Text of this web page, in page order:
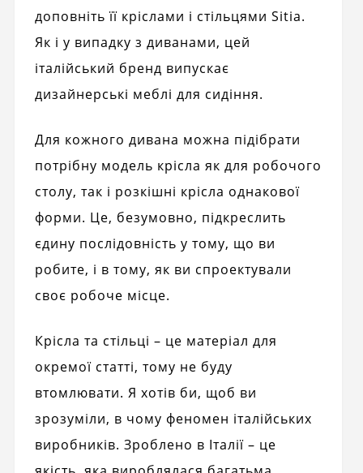
доповніть її кріслами і стільцями Sitia.
Як і у випадку з диванами, цей
італійський бренд випускає
дизайнерські меблі для сидіння.
Для кожного дивана можна підібрати
потрібну модель крісла як для робочого
столу, так і розкішні крісла однакової
форми. Це, безумовно, підкреслить
єдину послідовність у тому, що ви
робите, і в тому, як ви спроектували
своє робоче місце.
Крісла та стільці – це матеріал для
окремої статті, тому не буду
втомлювати. Я хотів би, щоб ви
зрозуміли, в чому феномен італійських
виробників. Зроблено в Італії – це